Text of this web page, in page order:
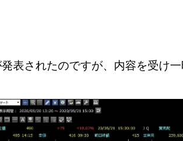
表されたのですが、内容を受け